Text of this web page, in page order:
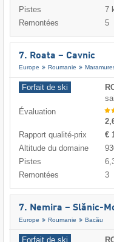
Pistes
7
Remontées
5
7. Roata – Cavnic
Europe Roumanie
Forfait de ski
Évaluation
Rapport qualité-prix
€
Altitude du domaine
Pistes
Remontées
3
7. Nemira – Slănic-
Europe Roumanie Bacău
Forfait de ski